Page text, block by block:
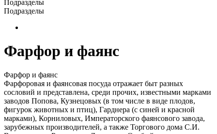
Подразделы
Подразделы
Фарфор и фаянс
Фарфор и фаянс
Фарфоровая и фаянсовая посуда отражает быт разных
сословий и представлена, среди прочих, известными марками
заводов Попова, Кузнецовых (в том числе в виде плодов,
фигурок животных и птиц), Гарднера (с синей и красной
марками), Корниловых, Императорского фаянсового завода,
зарубежных производителей, а также Торгового дома С.И.